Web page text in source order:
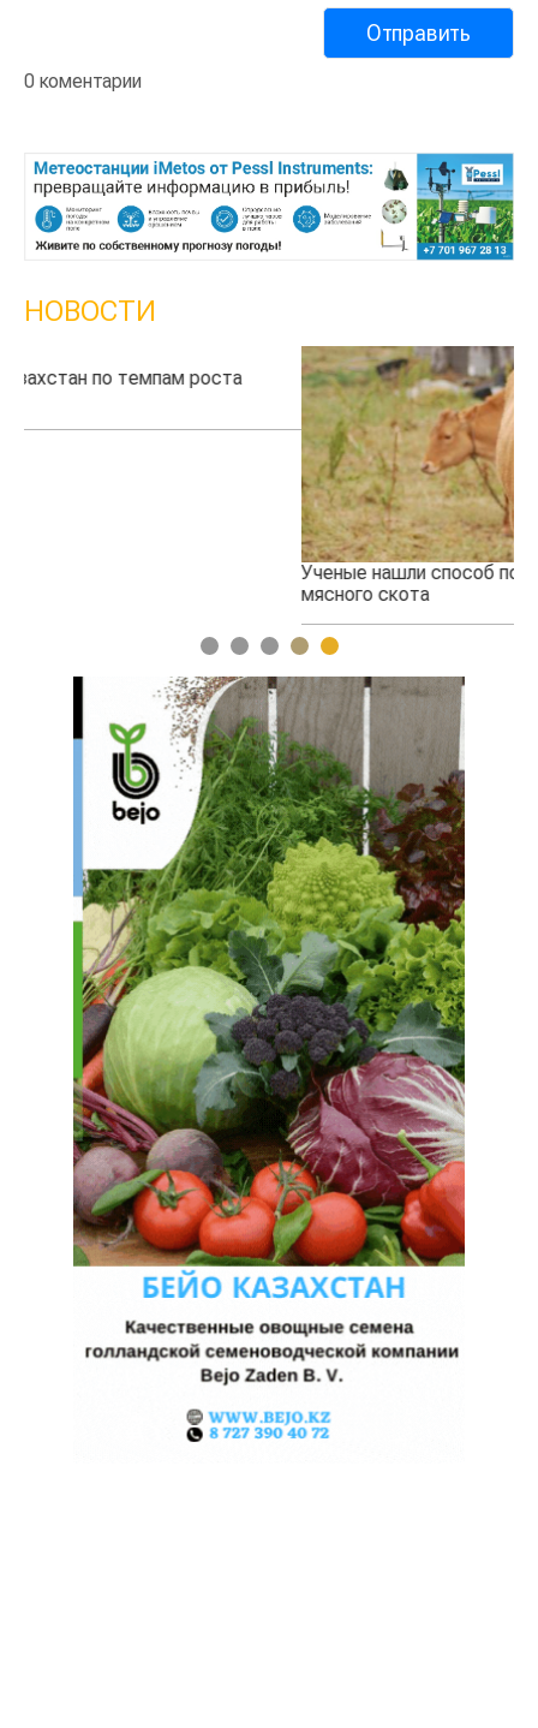
0 коментарии
НОВОСТИ
Ученые нашли способ повысить продуктивность
1 2 3 4 5